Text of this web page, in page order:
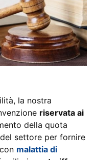
la nostra
riservata ai
della quota
settore per fornire
malattia di